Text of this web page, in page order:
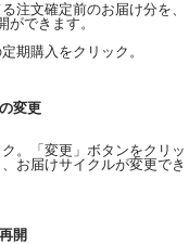
注文確定前のお届け分を、
できます。
期購入をクリック。
変更
。「変更」ボタンをクリッ
お届けサイクルが変更でき
開